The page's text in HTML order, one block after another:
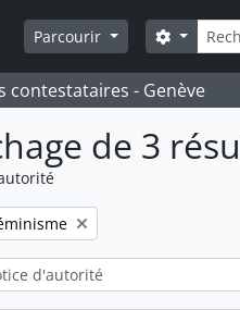
Parcourir
Search
contestataires - Genève
de 3
filter: